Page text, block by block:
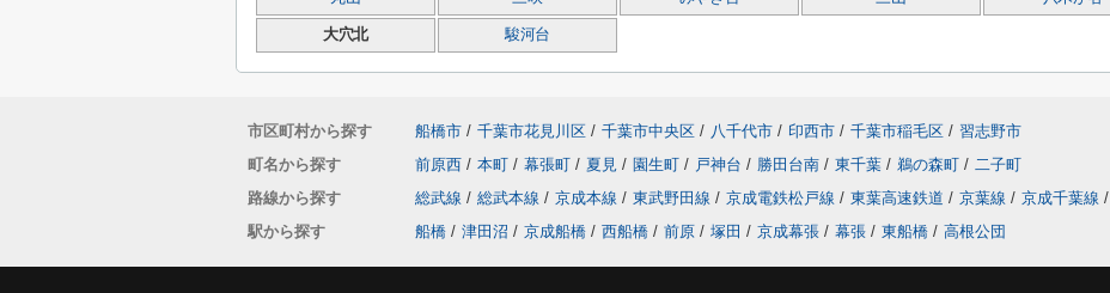
大穴北 駿河台
市区町村から探す 船橋市 / 千葉市花見川区 / 千葉市中央区 / 八千代市 / 印西市 / 千葉市稲毛区 / 習志野市
町名から探す
前原西 / 本町 / 幕張町 / 夏見 / 園生町 / 戸神台 / 勝田台南 / 東千葉 / 鵜の森町 / 二子町
路線から探す
総武線 / 総武本線 / 京成本線 / 東武野田線 / 京成電鉄松戸線 / 東葉高速鉄道 / 京葉線 / 京成千葉線 /
駅から探す
船橋 / 津田沼 / 京成船橋 / 西船橋 / 前原 / 塚田 / 京成幕張 / 幕張 / 東船橋 / 高根公団